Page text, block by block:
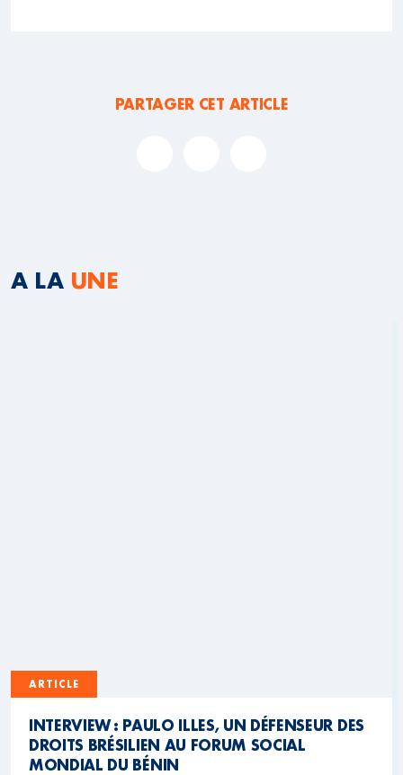
PARTAGER CET ARTICLE
A LA UNE
ARTICLE
INTERVIEW : PAULO ILLES, UN DÉFENSEUR DES
DROITS BRÉSILIEN AU FORUM SOCIAL
MONDIAL DU BÉNIN